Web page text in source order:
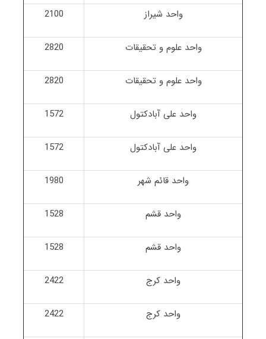
واحد شیراز 2100
واحد علوم و تحقیقات 2820
واحد علوم و تحقیقات 2820
واحد علی آبادکتول 1572
واحد علی آبادکتول 1572
واحد قائم شهر 1980
واحد قشم 1528
واحد قشم 1528
واحد کرج 2422
واحد کرج 2422